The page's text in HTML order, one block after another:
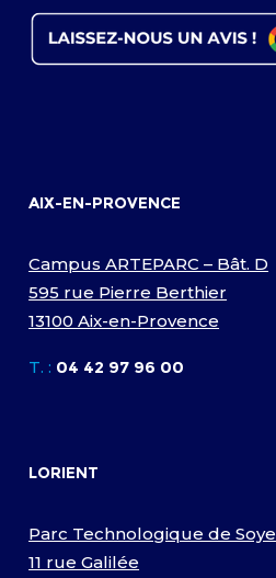
AIX-EN-PROVENCE
Campus ARTEPARC – Bât. D
595 rue Pierre Berthier
13100 Aix-en-Provence
T. : 04 42 97 96 00
LORIENT
Parc Technologique de Soye
11 rue Galilée